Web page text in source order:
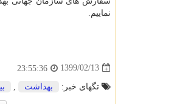
نماییم.
1399/02/13
23:55:36
تگهای خبر: بهداشت ,